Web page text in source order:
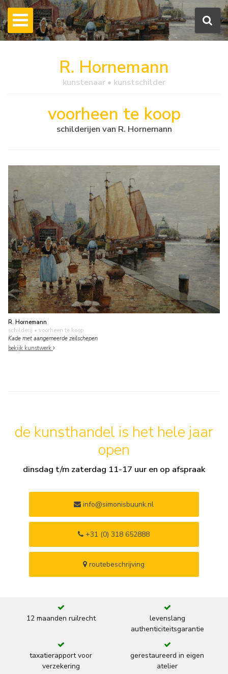
R. Hornemann
kunstenaar • kunstschilder
voorheen te koop
schilderijen van R. Hornemann
R. Hornemann
schilderij • voorheen te koop
Kade met aangemeerde zeilschepen
bekijk kunstwerk
de kunsthandel is het hele jaar
open
dinsdag t/m zaterdag 11-17 uur en op afspraak
info@simonisbuunk.nl
+31 (0) 318 652888
routebeschrijving
12 maanden ruilrecht
levenslang
authenticiteitsgarantie
taxatierapport voor
verzekering
gerestaureerd in eigen
atelier